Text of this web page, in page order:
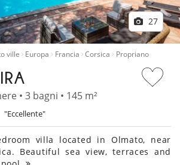
27
ville Europa Francia Corsica Propriano
• 3 bagni • 145 m²
"Eccellente"
villa located in Olmato, near
Beautiful sea view, terraces and